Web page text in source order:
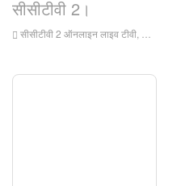
सीसीटीवी 2।
सीसीटीवी 2 ऑनलाइन लाइव टीवी, चीन सेंट्रल टेलीविज़न फाइनेंशियल चैनल एक वित्तीय चैनल है जिसका स्वामित्व चीन सेंट्रल टेलीविजन है जो मुख्य रूप से मंदारिन में प्रसारण करता है। यह चैनल पेशेवर वित्तीय जानकारी को अपनी मूल सामग्री के रूप में लेता है, और पूरक सामग्री के रूप में जीवन सेवाओं और उपभोक्ता फैशन का उपयोग करता है।